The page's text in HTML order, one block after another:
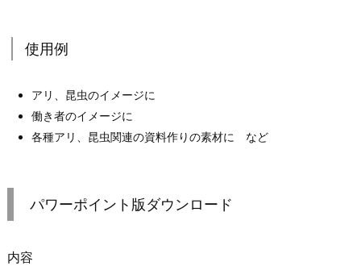
使用例
アリ、昆虫のイメージに
働き者のイメージに
各種アリ、昆虫関連の資料作りの素材に など
パワーポイント版ダウンロード
内容